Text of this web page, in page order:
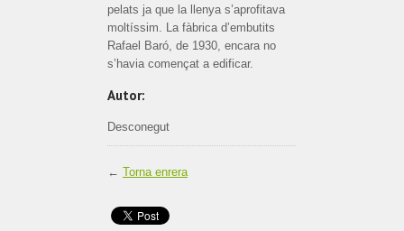
pelats ja que la llenya s’aprofitava
moltíssim. La fàbrica d’embutits
Rafael Baró, de 1930, encara no
s’havia començat a edificar.
Autor:
Desconegut
← Torna enrera